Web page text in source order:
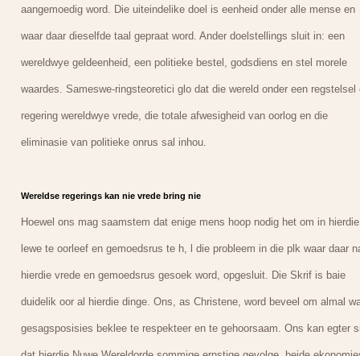
aangemoedig word. Die uiteindelike doel is eenheid onder alle mense en
waar daar dieselfde taal gepraat word. Ander doelstellings sluit in: een
wereldwye geldeenheid, een politieke bestel, godsdiens en stel morele
waardes. Sameswe-ringsteoretici glo dat die wereld onder een regstelsel
regering wereldwye vrede, die totale afwesigheid van oorlog en die
eliminasie van politieke onrus sal inhou.
Wereldse regerings kan nie vrede bring nie
Hoewel ons mag saamstem dat enige mens hoop nodig het om in hierdie
lewe te oorleef en gemoedsrus te h, l die probleem in die plk waar daar
hierdie vrede en gemoedsrus gesoek word, opgesluit. Die Skrif is baie
duidelik oor al hierdie dinge. Ons, as Christene, word beveel om almal
gesagsposisies beklee te respekteer en te gehoorsaam. Ons kan egter